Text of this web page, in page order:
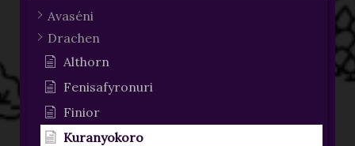
Avaséni
Drachen
Althorn
Fenisafyronuri
Finior
Kuranyokoro